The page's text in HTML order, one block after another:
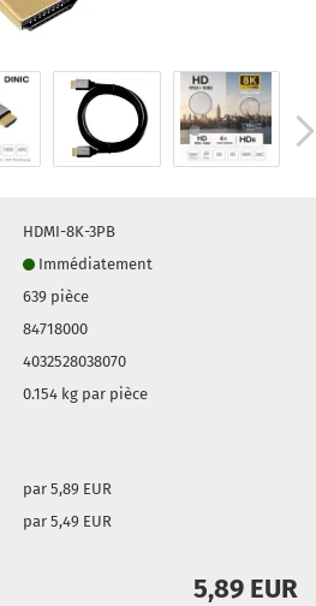
HDMI-8K-3PB
Immédiatement
639 pièce
84718000
4032528038070
0.154 kg par pièce
par 5,89 EUR
par 5,49 EUR
5,89 EUR